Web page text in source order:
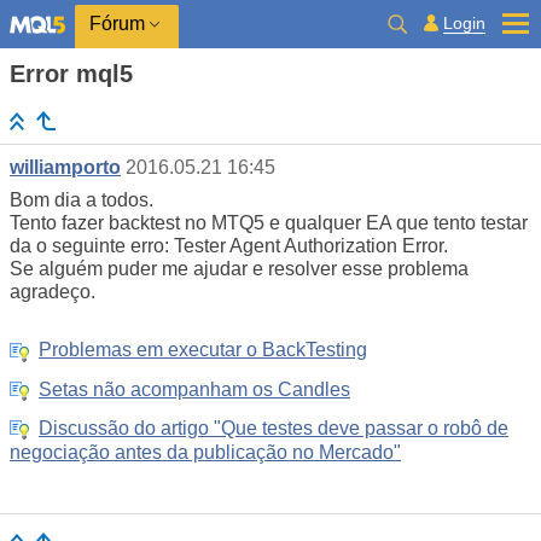
Fórum Login
Error mql5
williamporto 2016.05.21 16:45
Bom dia a todos.
Tento fazer backtest no MTQ5 e qualquer EA que tento testar
da o seguinte erro: Tester Agent Authorization Error.
Se alguém puder me ajudar e resolver esse problema
agradeço.
Problemas em executar o BackTesting
Setas não acompanham os Candles
Discussão do artigo "Que testes deve passar o robô de
negociação antes da publicação no Mercado"